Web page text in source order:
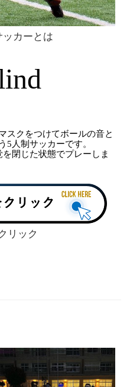
カーとは
スクをつけてボールの音と
5人制サッカーです。
閉じた状態でプレーしま
リック